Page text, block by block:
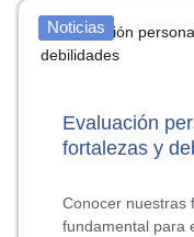
Noticias
Evaluación
fortalezas y
Conocer nuestras
fundamental para